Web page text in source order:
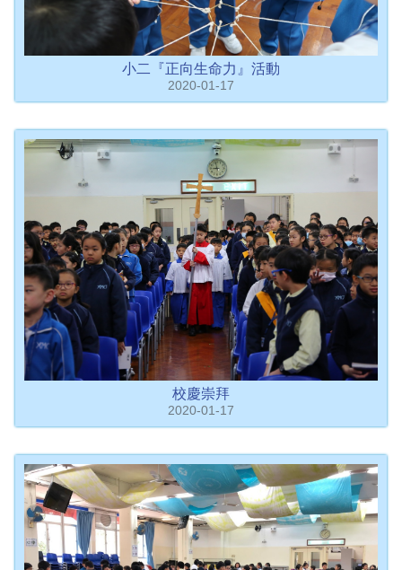
小二『正向生命力』活動
2020-01-17
校慶崇拜
2020-01-17